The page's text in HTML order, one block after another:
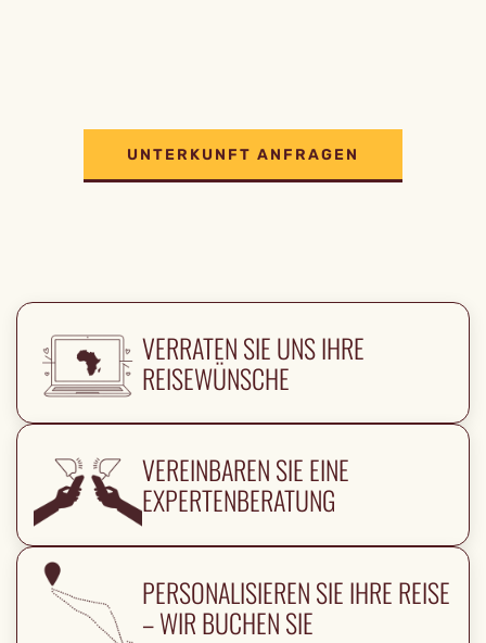
UNTERKUNFT ANFRAGEN
VERRATEN SIE UNS IHRE
REISEWÜNSCHE
VEREINBAREN SIE EINE
EXPERTENBERATUNG
PERSONALISIEREN SIE IHRE REISE
– WIR BUCHEN SIE